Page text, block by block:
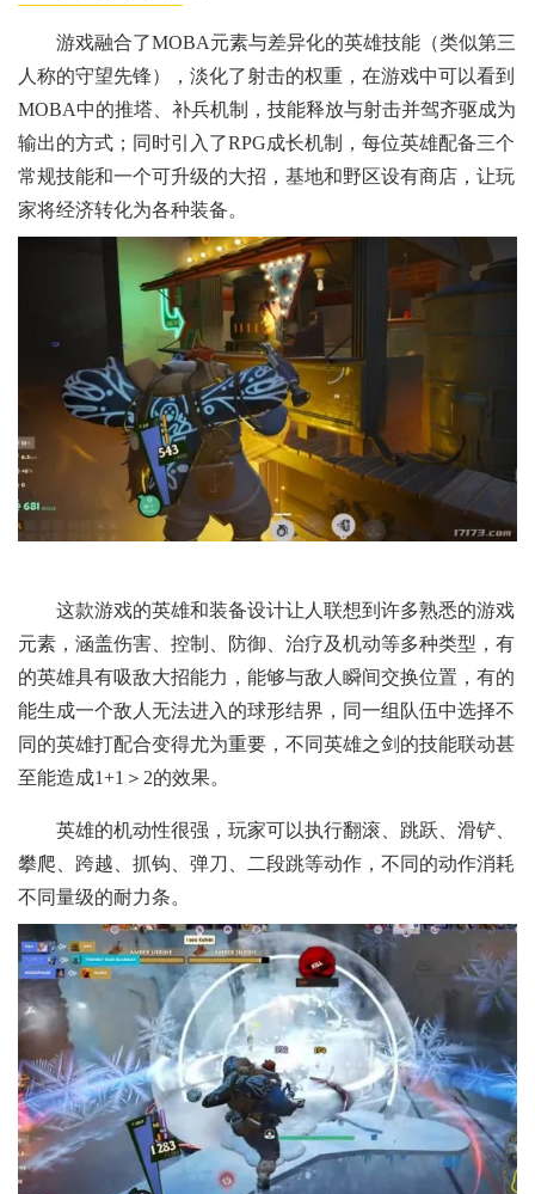
游戏融合了MOBA元素与差异化的英雄技能（类似第三
人称的守望先锋），淡化了射击的权重，在游戏中可以看到
MOBA中的推塔、补兵机制，技能释放与射击并驾齐驱成为
输出的方式；同时引入了RPG成长机制，每位英雄配备三个
常规技能和一个可升级的大招，基地和野区设有商店，让玩
家将经济转化为各种装备。
这款游戏的英雄和装备设计让人联想到许多熟悉的游戏
元素，涵盖伤害、控制、防御、治疗及机动等多种类型，有
的英雄具有吸敌大招能力，能够与敌人瞬间交换位置，有的
能生成一个敌人无法进入的球形结界，同一组队伍中选择不
同的英雄打配合变得尤为重要，不同英雄之剑的技能联动甚
至能造成1+1＞2的效果。
英雄的机动性很强，玩家可以执行翻滚、跳跃、滑铲、
攀爬、跨越、抓钩、弹刀、二段跳等动作，不同的动作消耗
不同量级的耐力条。